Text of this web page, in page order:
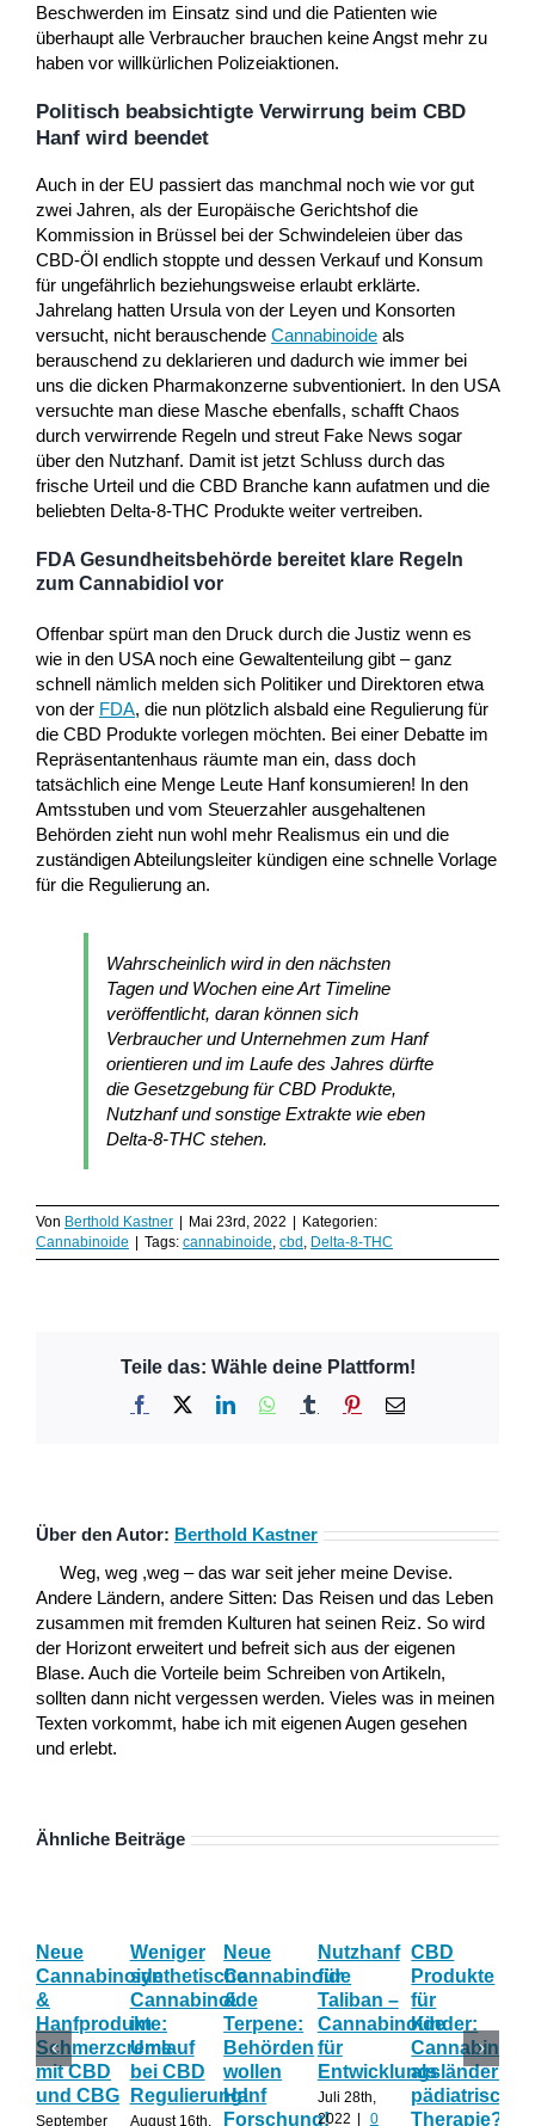
Beschwerden im Einsatz sind und die Patienten wie
überhaupt alle Verbraucher brauchen keine Angst mehr zu
haben vor willkürlichen Polizeiaktionen.
Politisch beabsichtigte Verwirrung beim CBD
Hanf wird beendet
Auch in der EU passiert das manchmal noch wie vor gut
zwei Jahren, als der Europäische Gerichtshof die
Kommission in Brüssel bei der Schwindeleien über das
CBD-Öl endlich stoppte und dessen Verkauf und Konsum
für ungefährlich beziehungsweise erlaubt erklärte.
Jahrelang hatten Ursula von der Leyen und Konsorten
versucht, nicht berauschende Cannabinoide als
berauschend zu deklarieren und dadurch wie immer bei
uns die dicken Pharmakonzerne subventioniert. In den USA
versuchte man diese Masche ebenfalls, schafft Chaos
durch verwirrende Regeln und streut Fake News sogar
über den Nutzhanf. Damit ist jetzt Schluss durch das
frische Urteil und die CBD Branche kann aufatmen und die
beliebten Delta-8-THC Produkte weiter vertreiben.
FDA Gesundheitsbehörde bereitet klare Regeln
zum Cannabidiol vor
Offenbar spürt man den Druck durch die Justiz wenn es
wie in den USA noch eine Gewaltenteilung gibt – ganz
schnell nämlich melden sich Politiker und Direktoren etwa
von der FDA, die nun plötzlich alsbald eine Regulierung für
die CBD Produkte vorlegen möchten. Bei einer Debatte im
Repräsentantenhaus räumte man ein, dass doch
tatsächlich eine Menge Leute Hanf konsumieren! In den
Amtsstuben und vom Steuerzahler ausgehaltenen
Behörden zieht nun wohl mehr Realismus ein und die
zuständigen Abteilungsleiter kündigen eine schnelle Vorlage
für die Regulierung an.
Wahrscheinlich wird in den nächsten
Tagen und Wochen eine Art Timeline
veröffentlicht, daran können sich
Verbraucher und Unternehmen zum Hanf
orientieren und im Laufe des Jahres dürfte
die Gesetzgebung für CBD Produkte,
Nutzhanf und sonstige Extrakte wie eben
Delta-8-THC stehen.
Von Berthold Kastner Mai 23rd, 2022
Kategorien:
Cannabinoide
Tags: cannabinoide, cbd , Delta-8-THC
Teile das: Wähle deine Plattform!
Facebook LinkedInWhatsApp
Tumblr Pinterest
E-
Über den Autor: Berthold Kastner
Weg, weg ,weg – das war seit jeher meine Devise.
Andere Ländern, andere Sitten: Das Reisen und das Leben
zusammen mit fremden Kulturen hat seinen Reiz. So wird
der Horizont erweitert und befreit sich aus der eigenen
Blase. Auch die Vorteile beim Schreiben von Artikeln,
sollten dann nicht vergessen werden. Vieles was in meinen
Texten vorkommt, habe ich mit eigenen Augen gesehen
und erlebt.
Ähnliche Beiträge
Neue
Cannabinoide
&
Hanfprodukte:
Schmerzcreme
mit CBD
und CBG
September
Weniger
synthetische
Cannabinoide
im
Umlauf
bei CBD
Regulierung!
August 16th,
Neue
Cannabinoide
&
Terpene:
Behörden
wollen
Hanf
Forschung!
Nutzhanf
für
Taliban –
Cannabinoide
für
Entwicklungsländer?
Juli 28th,
2022 | 0
CBD
Produkte
für
Kinder:
als
pädiatrische
Therapie?